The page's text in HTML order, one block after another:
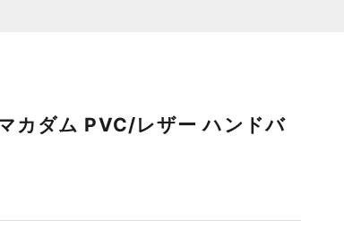
カダム PVC/レザー ハンドバ